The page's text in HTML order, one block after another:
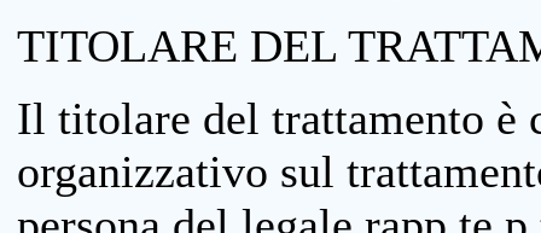
TITOLARE DEL
Il titolare del trattamento è
organizzativo sul